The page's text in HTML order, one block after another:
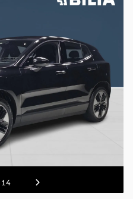
14